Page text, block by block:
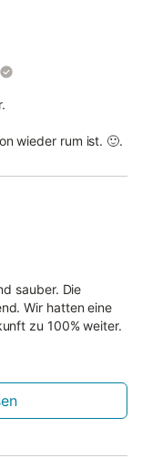
wieder rum ist. 🙂.
sauber. Die
Wir hatten eine
zu 100% weiter.